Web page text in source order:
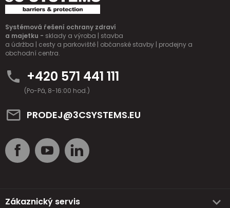
Systémová řešení ochrany zdraví
a majetku - sklady a výroba | stavba
a údržba | cesty a parkoviště | občanské stavby | prodejny a
obchodní centra.
+420 571 441 111
(Po-Pá, 8-16:00 hod.)
PRODEJ@3CSYSTEMS.EU
Zákaznický servis